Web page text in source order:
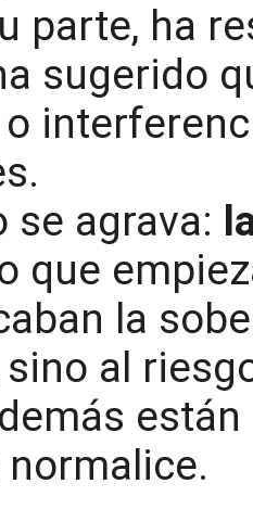
parte, ha
sugerido
se agrava:
que
la
al